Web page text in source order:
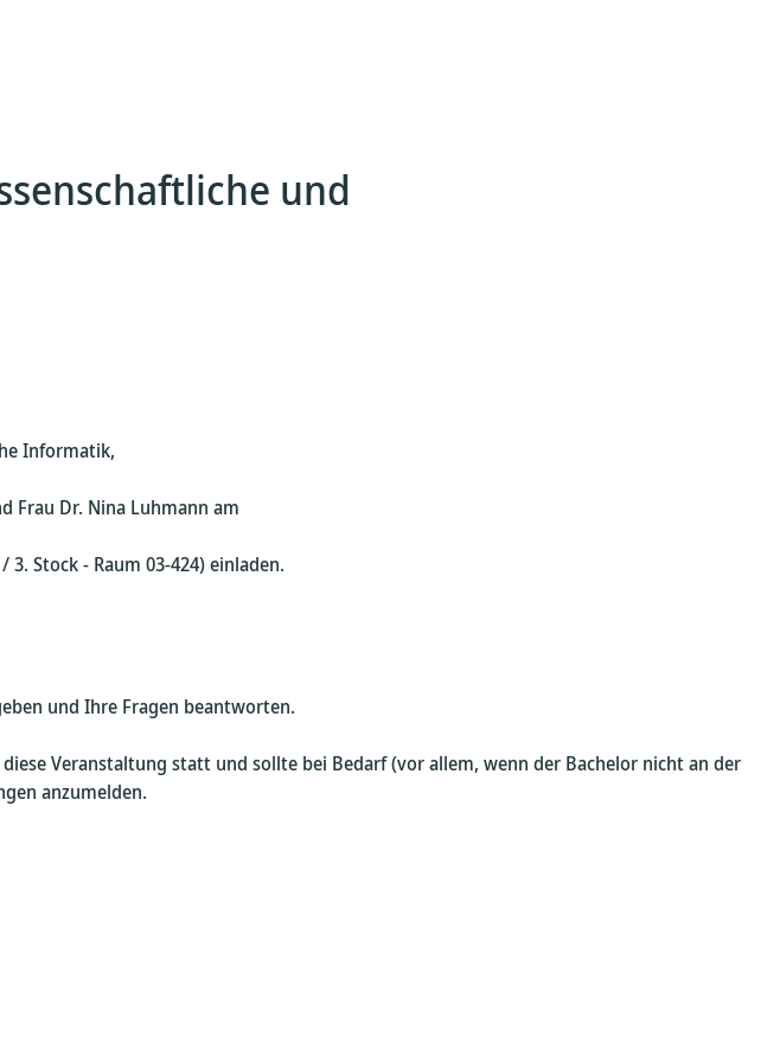
und
Informatik,
Frau Dr. Nina Luhmann am
Stock - Raum 03-424) einladen.
und Ihre Fragen beantworten.
Veranstaltung statt und sollte bei Bedarf (vor allem, wenn der Bachelor nicht an der
anzumelden.